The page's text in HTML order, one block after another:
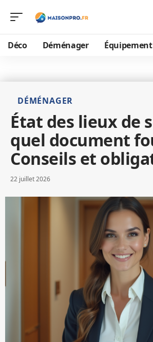
Déco Déménager Équipement
DÉMÉNAGER
État des lieux de
quel document
Conseils et
22 juillet 2026